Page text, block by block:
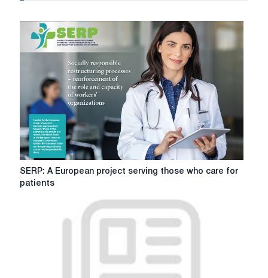
SERP:
SERP: A European project serving those who care for
patients